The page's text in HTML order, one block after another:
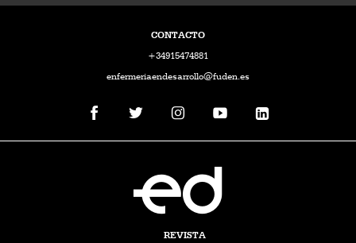
CONTACTO
+34915474881
enfermeriaendesarrollo@fuden.es
REVISTA